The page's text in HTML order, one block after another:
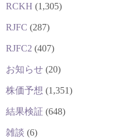
RCKH (1,305)
RJFC (287)
RJFC2 (407)
お知らせ (20)
株価予想 (1,351)
結果検証 (648)
雑談 (6)